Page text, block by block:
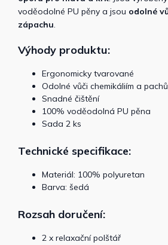
voděodolné PU pěny a jsou odolné
zápachu.
Výhody produktu:
Ergonomicky tvarované
Odolné vůči chemikáliím a
Snadné čištění
100% voděodolná PU pěna
Sada 2 ks
Technické specifikace:
Materiál: 100% polyuretan
Barva: šedá
Rozsah doručení:
2 x relaxační polštář